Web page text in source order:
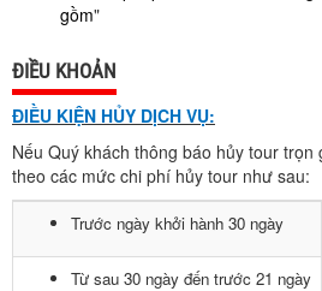
gồm"
ĐIỀU KHOẢN
ĐIỀU KIỆN HỦY DỊCH VỤ:
Nếu Quý khách thông báo hủy tour trọn
theo các mức chi phí hủy tour như sau:
Trước ngày khởi hành 30 ngày
Từ sau 30 ngày đến trước 21 ngày